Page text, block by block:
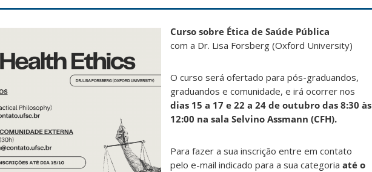
Curso sobre Ética de Saúde Pública
com a Dr. Lisa Forsberg (Oxford University)
O curso será ofertado para pós-graduandos,
graduandos e comunidade, e irá ocorrer nos
dias 15 a 17 e 22 a 24 de outubro das 8:30 às
12:00 na sala Selvino Assmann (CFH).
Para fazer a sua inscrição entre em contato
pelo e-mail indicado para a sua categoria até o